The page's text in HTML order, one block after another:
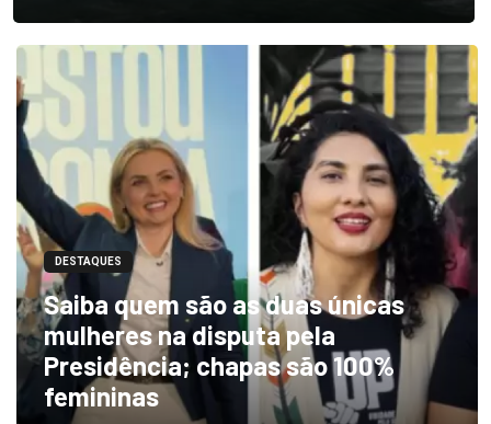
DESTAQUES
Saiba quem são as duas únicas
mulheres na disputa pela
Presidência; chapas são 100%
femininas